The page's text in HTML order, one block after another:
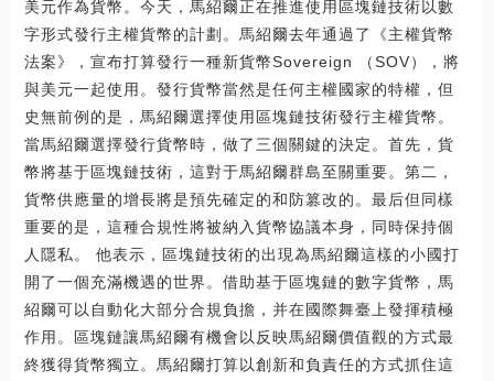
美元作為貨幣。今天，馬紹爾正在推進使用區塊鏈技術以數
字形式發行主權貨幣的計劃。馬紹爾去年通過了《主權貨幣
法案》，宣布打算發行一種新貨幣Sovereign （SOV），將
與美元一起使用。發行貨幣當然是任何主權國家的特權，但
史無前例的是，馬紹爾選擇使用區塊鏈技術發行主權貨幣。
當馬紹爾選擇發行貨幣時，做了三個關鍵的決定。首先，貨
幣將基于區塊鏈技術，這對于馬紹爾群島至關重要。第二，
貨幣供應量的增長將是預先確定的和防篡改的。最后但同樣
重要的是，這種合規性將被納入貨幣協議本身，同時保持個
人隱私。 他表示，區塊鏈技術的出現為馬紹爾這樣的小國打
開了一個充滿機遇的世界。借助基于區塊鏈的數字貨幣，馬
紹爾可以自動化大部分合規負擔，并在國際舞臺上發揮積極
作用。區塊鏈讓馬紹爾有機會以反映馬紹爾價值觀的方式最
終獲得貨幣獨立。馬紹爾打算以創新和負責任的方式抓住這